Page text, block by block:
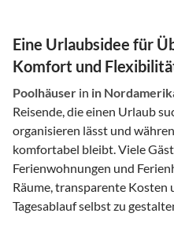
Eine Urlaubsidee für
Komfort und
Poolhäuser in in
Reisende, die einen Urlaub
organisieren lässt und
komfortabel bleibt. Viele
Ferienwohnungen und
Räume, transparente Kosten
Tagesablauf selbst zu